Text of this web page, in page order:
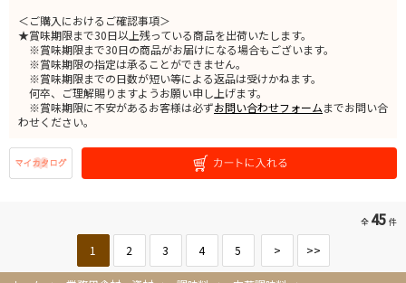
＜ご購入におけるご確認事項＞
★賞味期限まで30日以上残っている商品を出荷いたします。
※賞味期限まで30日の商品がお届けになる場合もございます。
※賞味期限の指定は承ることができません。
※賞味期限までの日数が短い等による返品は受けかねます。
何卒、ご理解賜りますようお願い申し上げます。
※賞味期限に不安があるお客様は必ずお問い合わせフォームまでお問い合
わせください。
全 45 件
1 2 3 4 5 > >>